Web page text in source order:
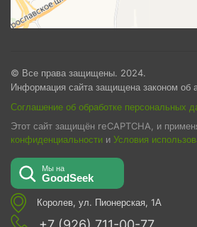
© Все права защищены. 2024.
Информация сайта защищена законом об
Соглашение об обработке персональных
Этот сайт защищён reCAPTCHA, и
конфиденциальности и Условия
Королев, ул. Пионерская, 1А